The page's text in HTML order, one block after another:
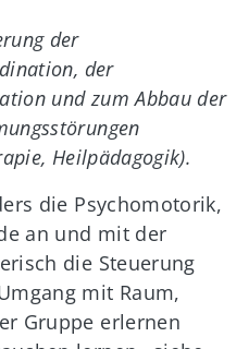
der
der
und zum Abbau der
Heilpädagogik).
die Psychomotorik,
an und mit der
die Steuerung
mit Raum,
Gruppe erlernen